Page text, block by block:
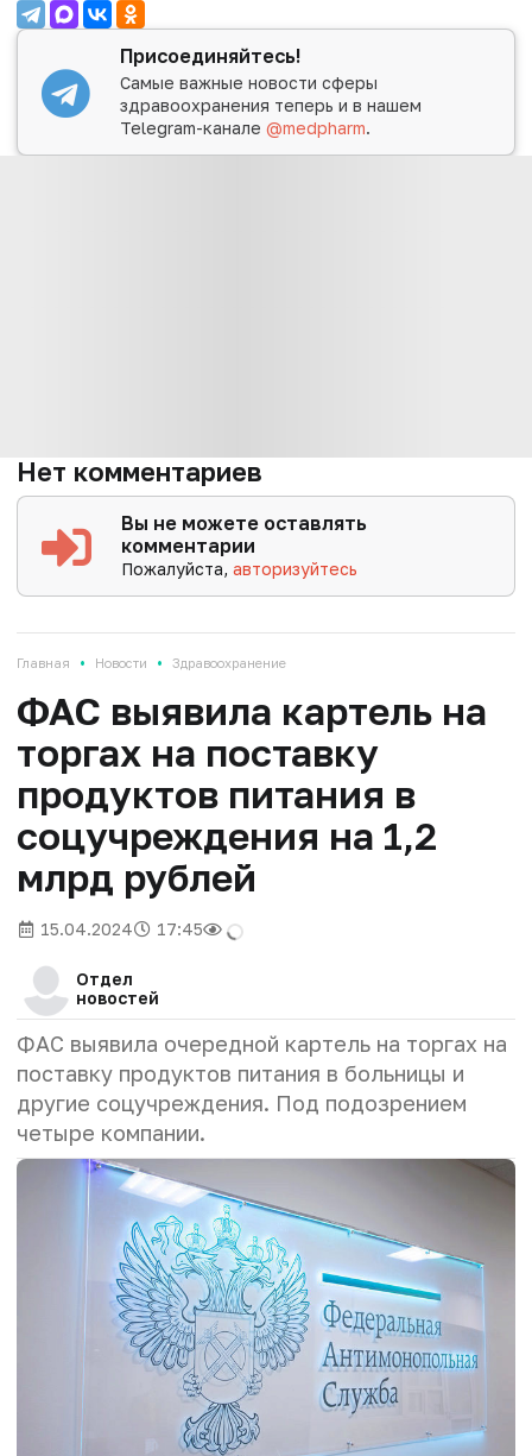
Присоединяйтесь!
Самые важные новости сферы
здравоохранения теперь и в нашем
Telegram-канале@medpharm.
Нет комментариев
Вы не можете оставлять
комментарии
Пожалуйста,авторизуйтесь
Главная • Новости • Здравоохранение
ФАС выявила картель на
торгах на поставку
продуктов питания в
соцучреждения на 1,2
млрд рублей
15.04.2024 17:45
Отдел
новостей
ФАС выявила очередной картель на торгах на
поставку продуктов питания в больницы и
другие соцучреждения. Под подозрением
четыре компании.